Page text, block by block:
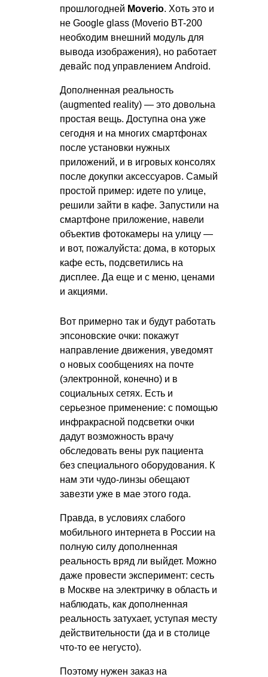
прошлогодней Moverio. Хоть это и
не Google glass (Moverio BT-200
необходим внешний модуль для
вывода изображения), но работает
девайс под управлением Android.
Дополненная реальность
(augmented reality) — это довольна
простая вещь. Доступна она уже
сегодня и на многих смартфонах
после установки нужных
приложений, и в игровых консолях
после докупки аксессуаров. Самый
простой пример: идете по улице,
решили зайти в кафе. Запустили на
смартфоне приложение, навели
объектив фотокамеры на улицу —
и вот, пожалуйста: дома, в которых
кафе есть, подсветились на
дисплее. Да еще и с меню, ценами
и акциями.
Вот примерно так и будут работать
эпсоновские очки: покажут
направление движения, уведомят
о новых сообщениях на почте
(электронной, конечно) и в
социальных сетях. Есть и
серьезное применение: с помощью
инфракрасной подсветки очки
дадут возможность врачу
обследовать вены рук пациента
без специального оборудования. К
нам эти чудо-линзы обещают
завезти уже в мае этого года.
Правда, в условиях слабого
мобильного интернета в России на
полную силу дополненная
реальность вряд ли выйдет. Можно
даже провести эксперимент: сесть
в Москве на электричку в область и
наблюдать, как дополненная
реальность затухает, уступая месту
действительности (да и в столице
что-то ее негусто).
Поэтому нужен заказ на